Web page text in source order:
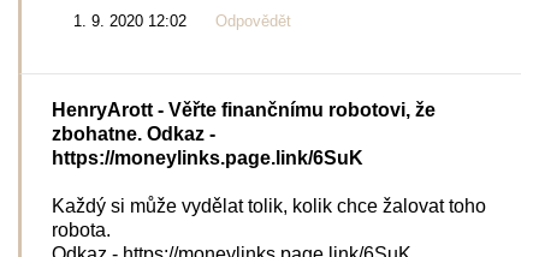
1. 9. 2020 12:02 Odpovědět
HenryArott - Věřte finančnímu robotovi, že
zbohatne. Odkaz -
https://moneylinks.page.link/6SuK
Každý si může vydělat tolik, kolik chce žalovat toho
robota.